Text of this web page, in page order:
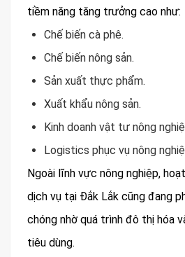
tiềm năng tăng trưởng cao như:
Chế biến cà phê.
Chế biến nông sản.
Sản xuất thực phẩm.
Xuất khẩu nông sản.
Kinh doanh vật tư nông
Logistics phục vụ nông
Ngoài lĩnh vực nông nghiệp,
dịch vụ tại Đắk Lắk cũng đang
chóng nhờ quá trình đô thị hóa
tiêu dùng.